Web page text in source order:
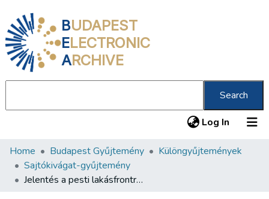
BUDAPEST
ELECTRONIC
ARCHIVE
Search
Log In (current)
Communities & Collections
All of DSpace
Home Budapest Gyűjtemény
Különgyűjtemények
Sajtókivágat-gyűjtemény
Jelentés a pesti lakásfrontról: 11500 lakást állítottak helyre - 406 millió forint tatarozásra